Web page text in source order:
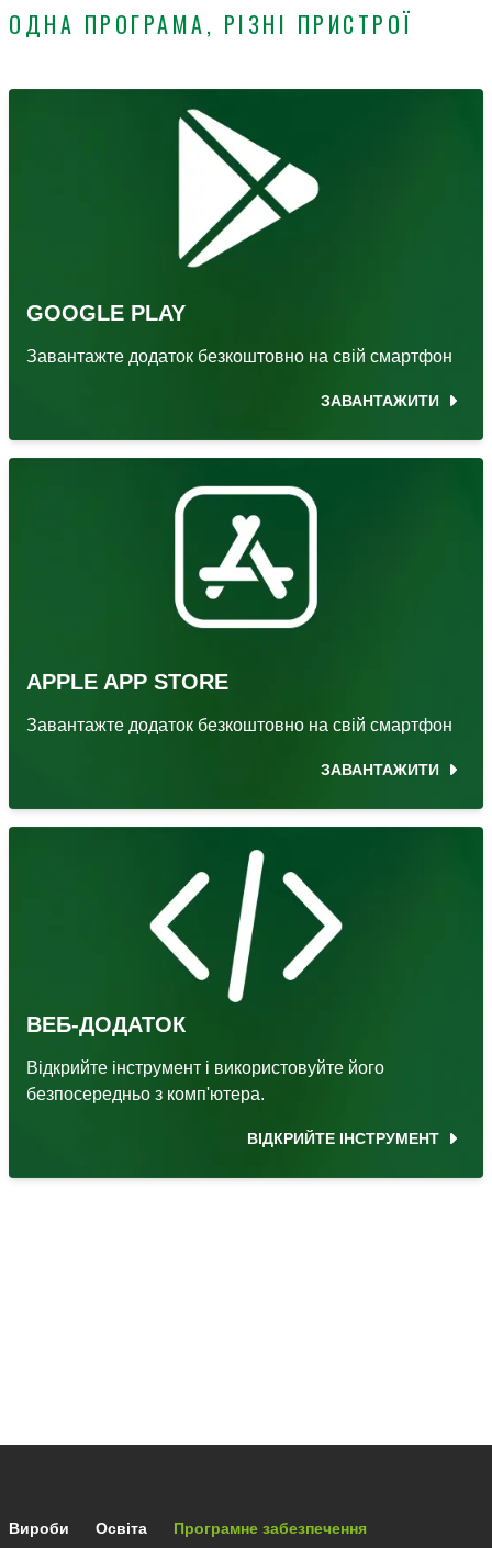
ОДНА ПРОГРАМА, РІЗНІ ПРИСТРОЇ
GOOGLE PLAY
Завантажте додаток безкоштовно на свій смартфон
ЗАВАНТАЖИТИ
APPLE APP STORE
Завантажте додаток безкоштовно на свій смартфон
ЗАВАНТАЖИТИ
ВЕБ-ДОДАТОК
Відкрийте інструмент і використовуйте його
безпосередньо з комп'ютера.
ВІДКРИЙТЕ ІНСТРУМЕНТ
Footer main navigation
Вироби Освіта Програмне забезпечення